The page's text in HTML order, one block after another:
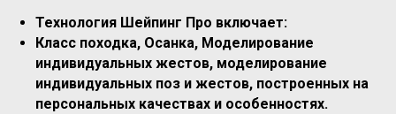
Технология Шейпинг Про включает:
Класс походка, Осанка, Моделирование
индивидуальных жестов, моделирование
индивидуальных поз и жестов, построенных на
персональных качествах и особенностях.